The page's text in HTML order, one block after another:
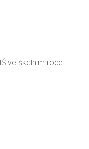
ve školním roce